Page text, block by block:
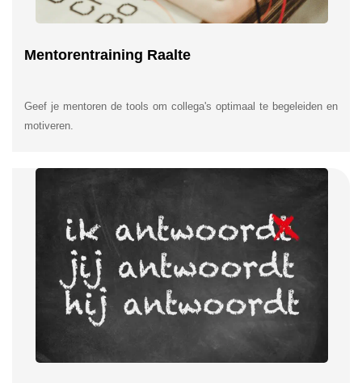
Mentorentraining Raalte
Geef je mentoren de tools om collega's optimaal te begeleiden en
motiveren.